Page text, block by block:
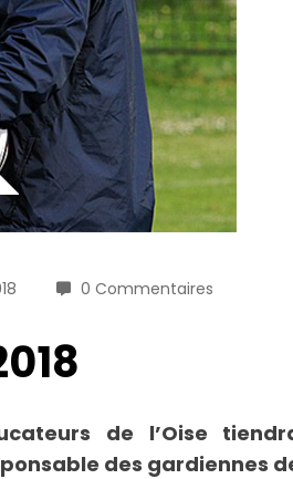
0 Commentaires
de l’Oise
des gardiennes